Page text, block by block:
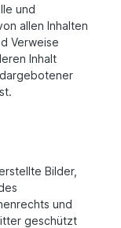
und
allen Inhalten
Verweise
Inhalt
Bilder,
und
geschützt